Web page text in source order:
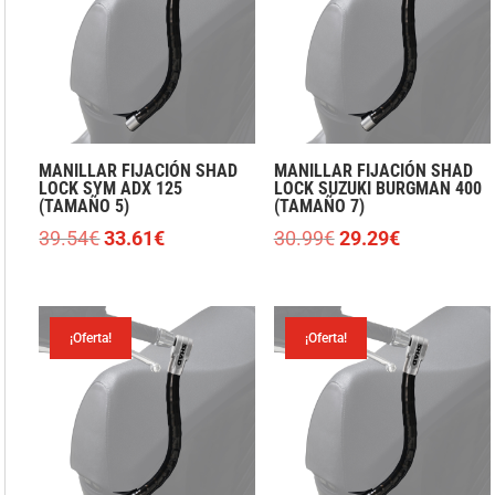
MANILLAR FIJACIÓN SHAD
LOCK SYM ADX 125
(TAMAÑO 5)
39.54€El
era:
39.54€.
33.61€El
es:
33.61€.
MANILLAR FIJACIÓN SHAD
LOCK SUZUKI BURGMAN 400
(TAMAÑO 7)
30.99€ El
era:
30.99€.
29.29€El
es:
29.29€.
¡Oferta! ¡Oferta!